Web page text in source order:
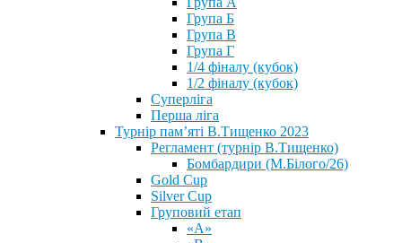
Група Б
Група В
Група Г
1/4 фіналу (кубок)
1/2 фіналу (кубок)
Суперліга
Перша ліга
Турнір пам’яті В.Тищенко 2023
Регламент (турнір В.Тищенко)
Бомбардири (М.Білого/26)
Gold Cup
Silver Cup
Груповий етап
«А»